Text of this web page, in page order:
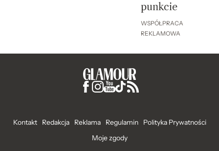
punkcie
WSPÓŁPRACA
REKLAMOWA
Kontakt Redakcja Reklama Regulamin
Polityka Prywatności
Moje zgody